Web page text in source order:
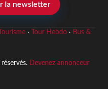
la newsletter
· Tour Hebdo· Bus &
Devenez annonceur